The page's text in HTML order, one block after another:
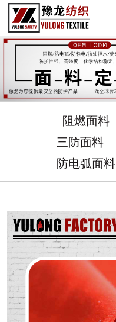
阻燃面料
三防面料
防电弧面料